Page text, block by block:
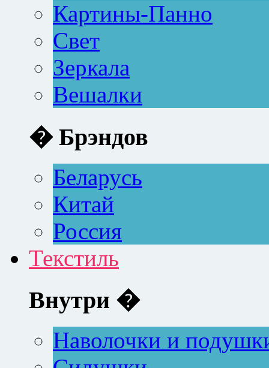
Картины-Панно
Свет
Зеркала
Вешалки
� Брэндов
Беларусь
Китай
Россия
Текстиль
Внутри �
Наволочки и